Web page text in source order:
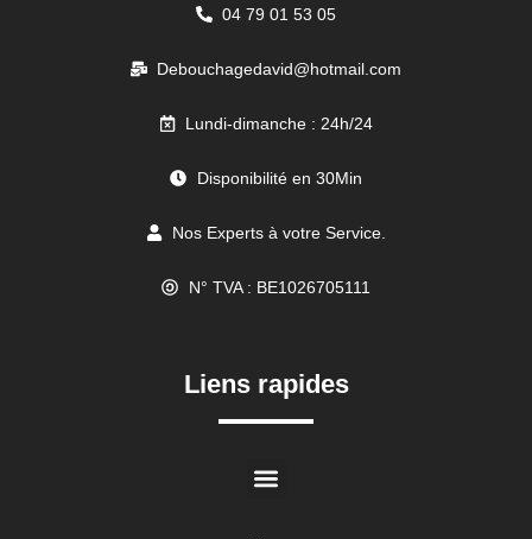
04 79 01 53 05
Debouchagedavid@hotmail.com
Lundi-dimanche : 24h/24
Disponibilité en 30Min
Nos Experts à votre Service.
N° TVA : BE1026705111
Liens rapides